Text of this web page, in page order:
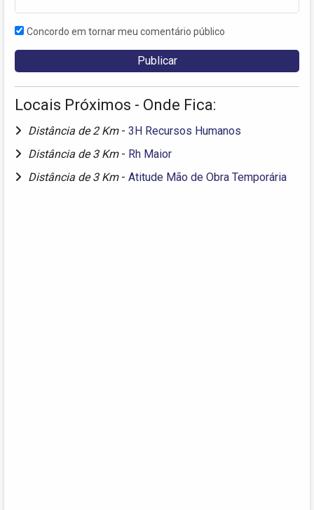
Concordo em tornar meu comentário público
Locais Próximos - Onde Fica:
Distância de 2 Km - 3H Recursos Humanos
Distância de 3 Km - Rh Maior
Distância de 3 Km - Atitude Mão de Obra Temporária